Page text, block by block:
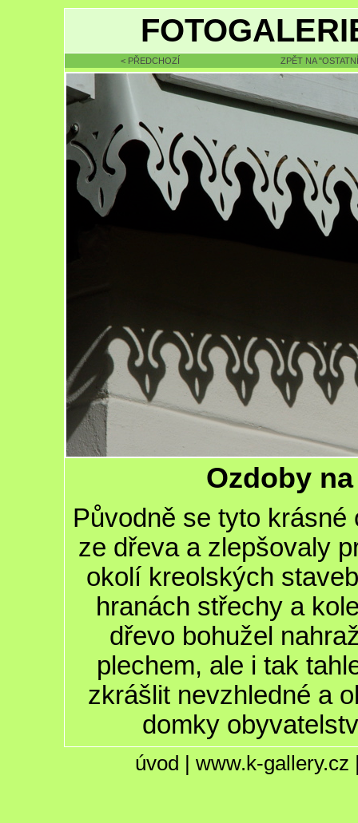
< PŘEDCHOZÍ ZPĚT NA
Ozdoby
Původně se tyto
ze dřeva a zlepšovaly
okolí kreolských
hranách střechy a
dřevo bohužel
plechem, ale i tak
zkrášlit nevzhledné a
domky
úvod | www.k-gallery.cz